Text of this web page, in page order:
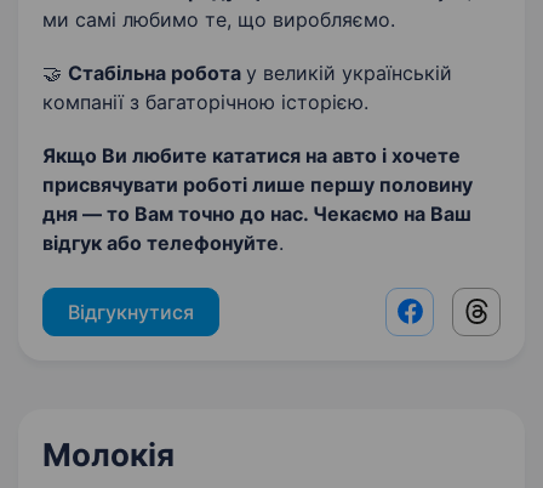
ми самі любимо те, що виробляємо.
🤝 Стабільна робота у великій українській
компанії з багаторічною історією.
Якщо Ви любите кататися на авто і хочете
присвячувати роботі лише першу половину
дня — то Вам точно до нас. Чекаємо на Ваш
відгук або телефонуйте.
Відгукнутися Facebook
Молокія